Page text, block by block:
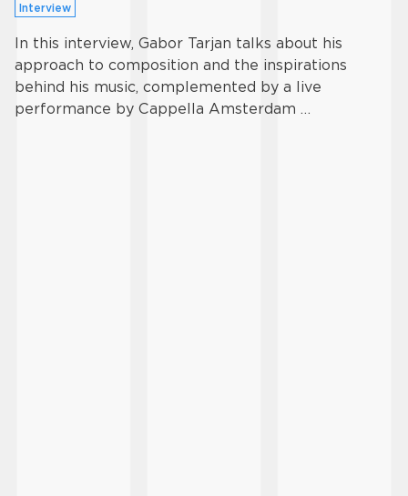
Interview
In this interview, Gabor Tarjan talks about his
approach to composition and the inspirations
behind his music, complemented by a live
performance by Cappella Amsterdam …